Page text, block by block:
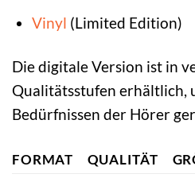
Vinyl (Limited Edition)
Die digitale Version ist in
Qualitätsstufen erhältlich,
Bedürfnissen der Hörer
FORMAT QUALITÄT